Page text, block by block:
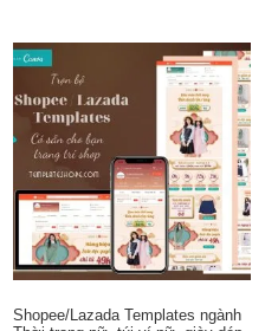
Shopee/Lazada Templates ngành